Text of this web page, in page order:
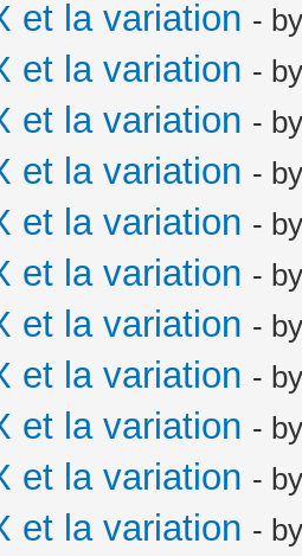
et la variation -
et la variation -
et la variation -
et la variation -
et la variation -
et la variation -
et la variation -
et la variation -
et la variation -
et la variation -
et la variation -